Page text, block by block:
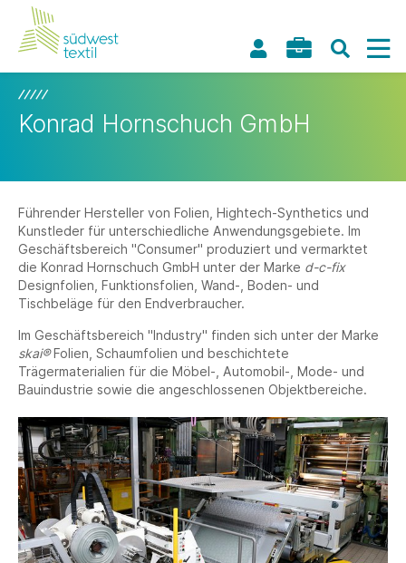
Konrad Hornschuch GmbH
Führender Hersteller von Folien, Hightech-Synthetics und
Kunstleder für unterschiedliche Anwendungsgebiete. Im
Geschäftsbereich "Consumer" produziert und vermarktet
die Konrad Hornschuch GmbH unter der Marke d-c-fix
Designfolien, Funktionsfolien, Wand-, Boden- und
Tischbeläge für den Endverbraucher.
Im Geschäftsbereich "Industry" finden sich unter der Marke
skai®Folien, Schaumfolien und beschichtete
Trägermaterialien für die Möbel-, Automobil-, Mode- und
Bauindustrie sowie die angeschlossenen Objektbereiche.